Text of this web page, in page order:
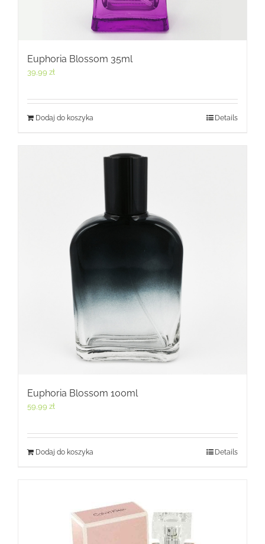
Euphoria Blossom 35ml
39,99 zł
Dodaj do koszyka Details
Euphoria Blossom 100ml
59,99 zł
Dodaj do koszyka Details